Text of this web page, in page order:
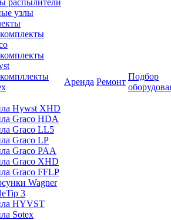
распылители
узлы
Hywst XHD
Graco HDA
Graco LL5
Graco LP
Graco PAA
Graco XHD
Graco FFLP
Wagner
3
HYVST
Sotex
Аренда Ремонт
Подбор